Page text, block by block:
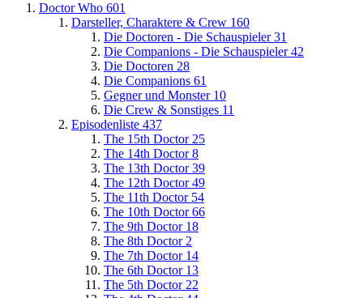
Doctor Who 601
Darsteller, Charaktere & Crew 160
Die Doctoren - Die Schauspieler 31
Die Companions - Die Schauspieler 42
Die Doctoren 28
Die Companions 61
Gegner und Monster 10
Die Crew & Sonstiges 11
Episodenliste 437
The 15th Doctor 25
The 14th Doctor 8
The 13th Doctor 39
The 12th Doctor 49
The 11th Doctor 54
The 10th Doctor 66
The 9th Doctor 18
The 8th Doctor 2
The 7th Doctor 14
The 6th Doctor 13
The 5th Doctor 22